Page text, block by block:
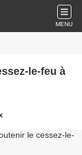
MENU
le-feu à